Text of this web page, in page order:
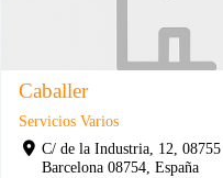
Caballer
Servicios Varios
C/ de la Industria, 12,
Barcelona 08754, España